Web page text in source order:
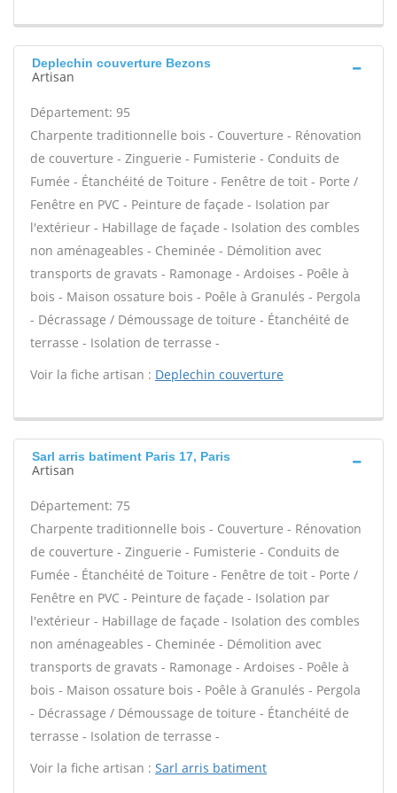
Deplechin couverture Bezons
Artisan
Département: 95
Charpente traditionnelle bois - Couverture - Rénovation
de couverture - Zinguerie - Fumisterie - Conduits de
Fumée - Étanchéité de Toiture - Fenêtre de toit - Porte /
Fenêtre en PVC - Peinture de façade - Isolation par
l'extérieur - Habillage de façade - Isolation des combles
non aménageables - Cheminée - Démolition avec
transports de gravats - Ramonage - Ardoises - Poêle à
bois - Maison ossature bois - Poêle à Granulés - Pergola
- Décrassage / Démoussage de toiture - Étanchéité de
terrasse - Isolation de terrasse -
Voir la fiche artisan : Deplechin couverture
Sarl arris batiment Paris 17, Paris
Artisan
Département: 75
Charpente traditionnelle bois - Couverture - Rénovation
de couverture - Zinguerie - Fumisterie - Conduits de
Fumée - Étanchéité de Toiture - Fenêtre de toit - Porte /
Fenêtre en PVC - Peinture de façade - Isolation par
l'extérieur - Habillage de façade - Isolation des combles
non aménageables - Cheminée - Démolition avec
transports de gravats - Ramonage - Ardoises - Poêle à
bois - Maison ossature bois - Poêle à Granulés - Pergola
- Décrassage / Démoussage de toiture - Étanchéité de
terrasse - Isolation de terrasse -
Voir la fiche artisan : Sarl arris batiment